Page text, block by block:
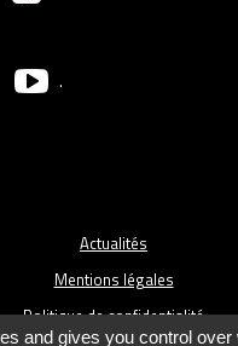
.
Actualités
Mentions légales
Politique de confidentialité
and gives you control over